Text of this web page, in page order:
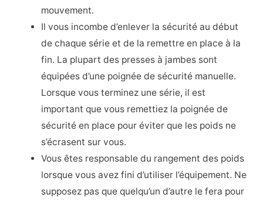
mouvement.
Il vous incombe d’enlever la sécurité au début
de chaque série et de la remettre en place à la
fin. La plupart des presses à jambes sont
équipées d’une poignée de sécurité manuelle.
Lorsque vous terminez une série, il est
important que vous remettiez la poignée de
sécurité en place pour éviter que les poids ne
s’écrasent sur vous.
Vous êtes responsable du rangement des poids
lorsque vous avez fini d’utiliser l’équipement. Ne
supposez pas que quelqu’un d’autre le fera pour